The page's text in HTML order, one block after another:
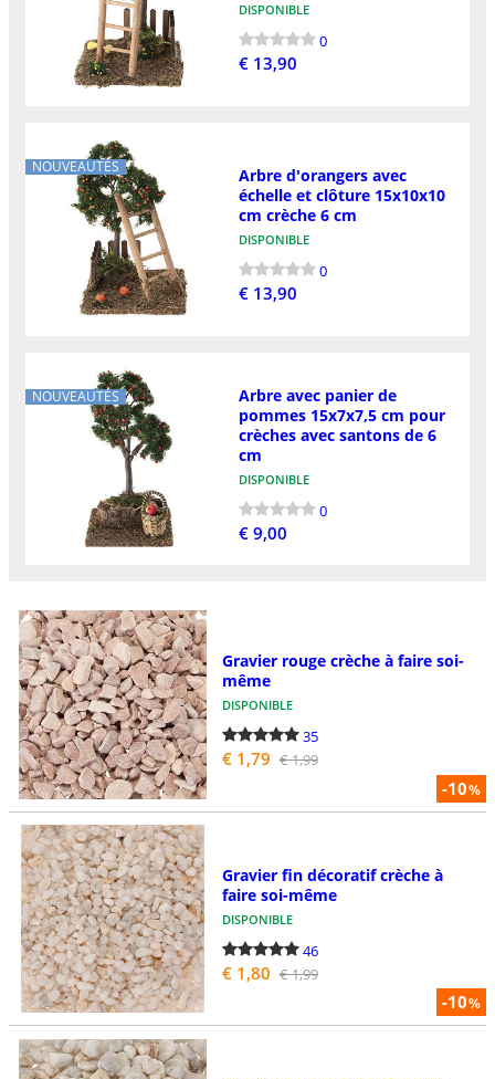
DISPONIBLE
0
€ 13,90
NOUVEAUTÉS
Arbre d'orangers avec
échelle et clôture 15x10x10
cm crèche 6 cm
DISPONIBLE
0
€ 13,90
NOUVEAUTÉS
Arbre avec panier de
pommes 15x7x7,5 cm pour
crèches avec santons de 6
cm
DISPONIBLE
0
€ 9,00
-10%
Gravier rouge crèche à faire soi-
même
DISPONIBLE
35
€ 1,79 € 1,99
-10%
Gravier fin décoratif crèche à
faire soi-même
DISPONIBLE
46
€ 1,80 € 1,99